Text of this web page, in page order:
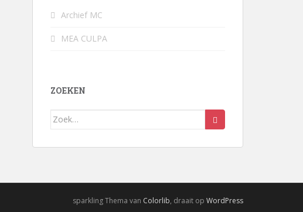
Archief MC
MEA CULPA
ZOEKEN
Zoek
sparkling Thema van Colorlib, draait op WordPress